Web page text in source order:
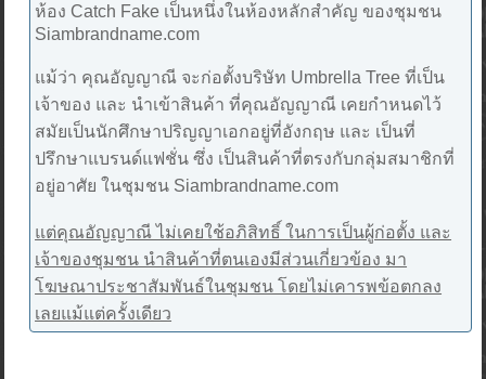
ห้อง Catch Fake เป็นหนึ่งในห้องหลักสำคัญ ของชุมชน
Siambrandname.com
แม้ว่า คุณอัญญาณี จะก่อตั้งบริษัท Umbrella Tree ที่เป็น
เจ้าของ และ นำเข้าสินค้า ที่คุณอัญญาณี เคยกำหนดไว้
สมัยเป็นนักศึกษาปริญญาเอกอยู่ที่อังกฤษ และ เป็นที่
ปรึกษาแบรนด์แฟชั่น ซึ่ง เป็นสินค้าที่ตรงกับกลุ่มสมาชิกที่
อยู่อาศัย ในชุมชน Siambrandname.com
แต่คุณอัญญาณี ไม่เคยใช้อภิสิทธิ์ ในการเป็นผู้ก่อตั้ง และ
เจ้าของชุมชน นำสินค้าที่ตนเองมีส่วนเกี่ยวข้อง มา
โฆษณาประชาสัมพันธ์ในชุมชน โดยไม่เคารพข้อตกลง
เลยแม้แต่ครั้งเดียว